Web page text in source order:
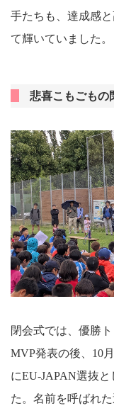
手たちも、達成感
て輝いていました。
悲喜こもごもの
閉会式では、優勝
MVP発表の後、10
にEU-JAPAN選抜
た。名前を呼ばれ